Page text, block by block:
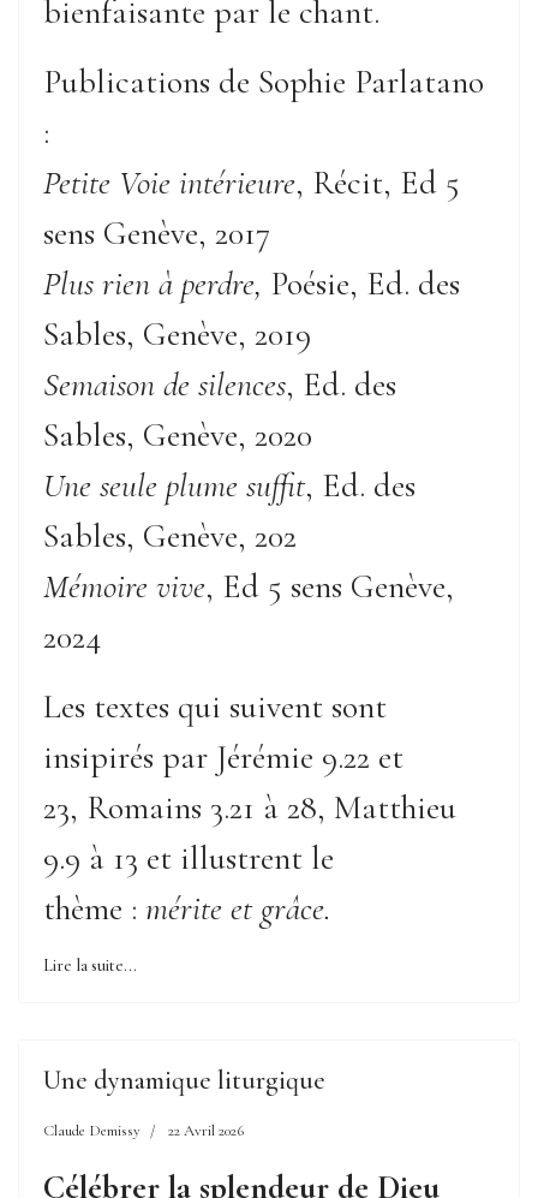
bienfaisante par le chant.
Publications de Sophie Parlatano
:
Petite Voie intérieure, Récit, Ed 5
sens Genève, 2017
Plus rien à perdre, Poésie, Ed. des
Sables, Genève, 2019
Semaison de silences, Ed. des
Sables, Genève, 2020
Une seule plume suffit, Ed. des
Sables, Genève, 202
Mémoire vive, Ed 5 sens Genève,
2024
Les textes qui suivent sont
insipirés par Jérémie 9.22 et
23, Romains 3.21 à 28, Matthieu
9.9 à 13 et illustrent le
thème : mérite et grâce.
Lire la suite...
Une dynamique liturgique
Claude Demissy 22 Avril 2026
Célébrer la splendeur de Dieu